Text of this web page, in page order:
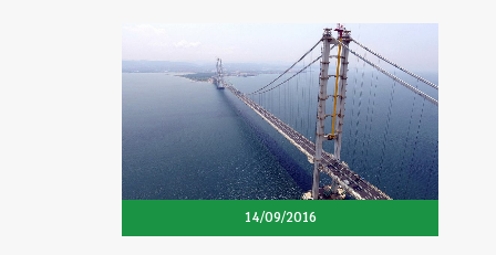
14/09/2016